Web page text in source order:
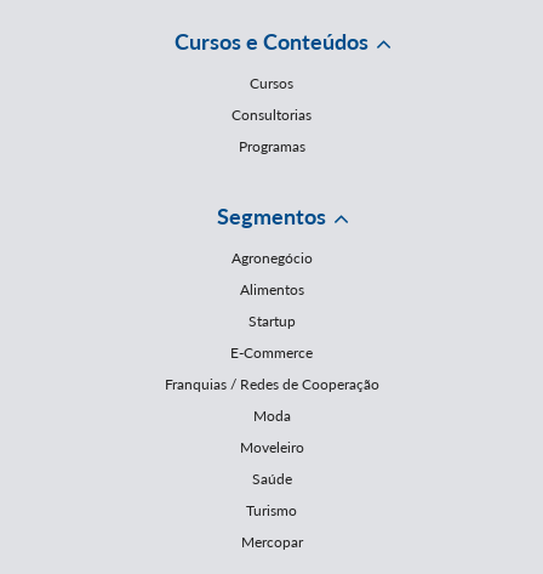
Cursos e Conteúdos
Cursos
Consultorias
Programas
Segmentos
Agronegócio
Alimentos
Startup
E-Commerce
Franquias / Redes de Cooperação
Moda
Moveleiro
Saúde
Turismo
Mercopar